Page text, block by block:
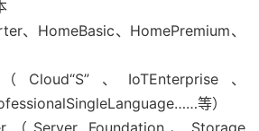
、HomeBasic、HomePremium、
Cloud“S”、IoTEnterprise、
等）